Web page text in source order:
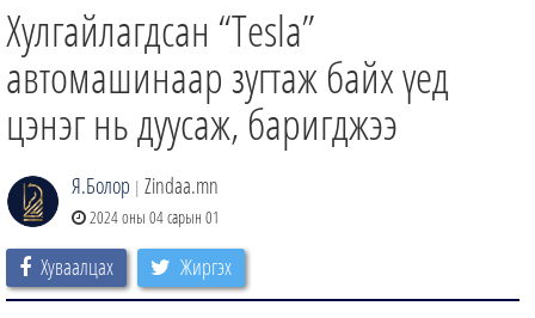
ӨГЛӨӨНИЙ СОНИН
АУДИО ЗОХИОЛ
Хулгайлагдсан “Tesla”
автомашинаар зугтаж байх үед
цэнэг нь дуусаж, баригджээ
Я.Болор | Zindaa.mn
2024 оны 04 сарын 01
Хуваалцах Жиргэх